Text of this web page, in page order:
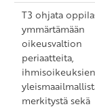
T3 ohjata
ymmärtämään
oikeusvaltion
periaatteita,
ihmisoikeuksien
merkitystä sekä